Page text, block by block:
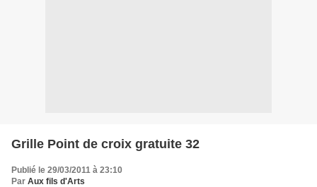
Grille Point de croix gratuite 32
Publié le 29/03/2011 à 23:10
Par Aux fils d'Arts